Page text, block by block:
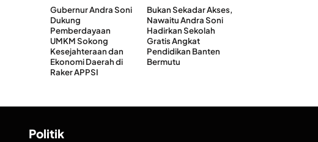
Gubernur Andra Soni
Dukung
Pemberdayaan
UMKM Sokong
Kesejahteraan dan
Ekonomi Daerah di
Raker APPSI
Bukan Sekadar Akses,
Nawaitu Andra Soni
Hadirkan Sekolah
Gratis Angkat
Pendidikan Banten
Bermutu
Politik